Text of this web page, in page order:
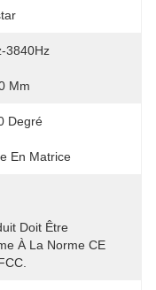
3840Hz
Mm
Degré
En Matrice
Doit Être
À La Norme CE